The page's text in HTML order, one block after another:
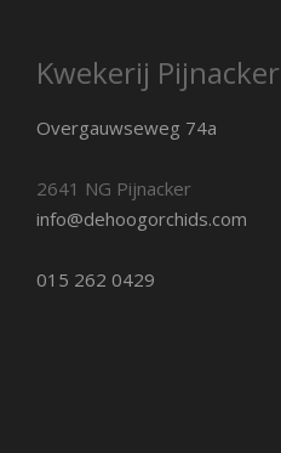
Kwekerij Pijnacker
Overgauwseweg 74a
2641 NG Pijnacker
info@dehoogorchids.com
015 262 0429